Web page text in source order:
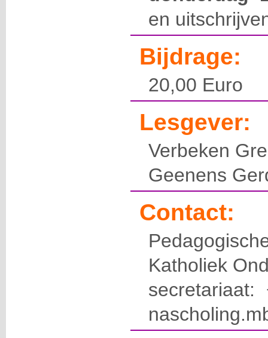
en
Bijdrage:
20,00 Euro
Lesgever:
Verbeken
Geenens
Contact:
Katholiek